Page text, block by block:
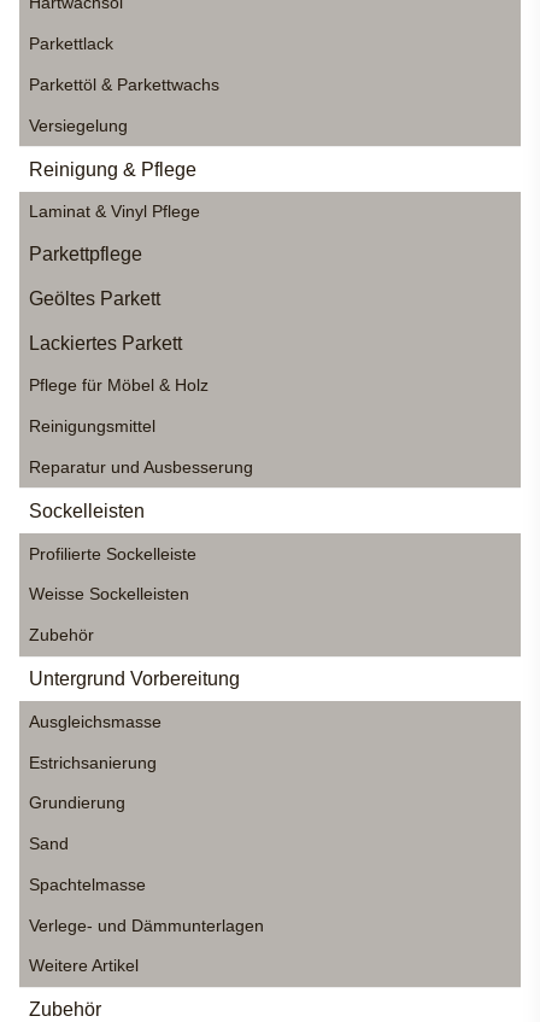
Parkettlack
Parkettöl & Parkettwachs
Versiegelung
Reinigung & Pflege
Laminat & Vinyl Pflege
Parkettpflege
Geöltes Parkett
Lackiertes Parkett
Pflege für Möbel & Holz
Reinigungsmittel
Reparatur und Ausbesserung
Sockelleisten
Profilierte Sockelleiste
Weisse Sockelleisten
Zubehör
Untergrund Vorbereitung
Ausgleichsmasse
Estrichsanierung
Grundierung
Sand
Spachtelmasse
Verlege- und Dämmunterlagen
Weitere Artikel
Zubehör